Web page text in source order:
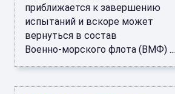
приближается к завершению
испытаний и вскоре может
вернуться в состав
Военно‑морского флота (ВМФ) ...